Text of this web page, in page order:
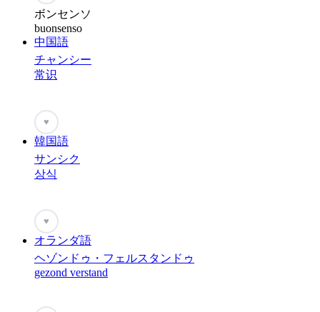
ボンセンソ
buonsenso
中国語
チャンシー
常识
♥
韓国語
サンシク
상식
♥
オランダ語
ヘゾンドゥ・フェルスタンドゥ
gezond verstand